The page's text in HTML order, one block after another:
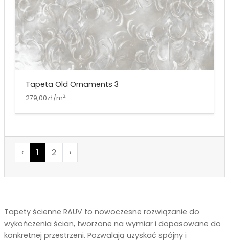
Tapeta Old Ornaments 3
279,00zł /m2
‹ 1 2 ›
Tapety ścienne RAUV to nowoczesne rozwiązanie do
wykończenia ścian, tworzone na wymiar i dopasowane do
konkretnej przestrzeni. Pozwalają uzyskać spójny i